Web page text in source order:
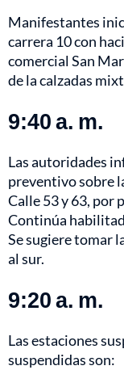
Manifestantes
carrera 10 con
comercial San
de la calzadas
9:40 a. m.
Las autoridades
preventivo sobre
Calle 53 y 63, por
Continúa
Se sugiere tomar
al sur.
9:20 a. m.
Las estaciones
suspendidas son: